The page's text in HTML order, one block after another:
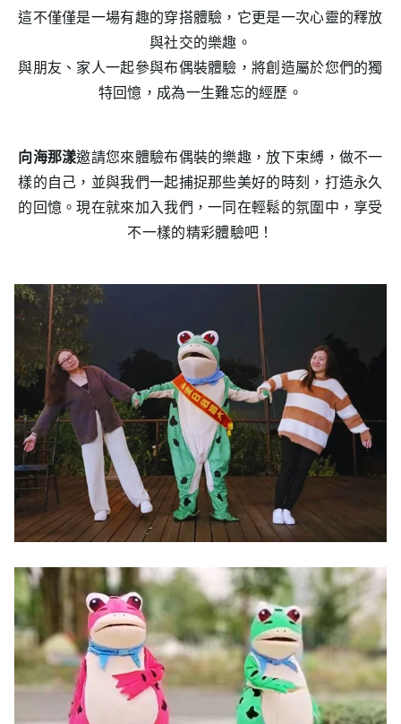
這不僅僅是一場有趣的穿搭體驗，它更是一次心靈的釋放
與社交的樂趣。
與朋友、家人一起參與布偶裝體驗，將創造屬於您們的獨
特回憶，成為一生難忘的經歷。
向海那漾邀請您來體驗布偶裝的樂趣，放下束縛，做不一
樣的自己，並與我們一起捕捉那些美好的時刻，打造永久
的回憶。現在就來加入我們，一同在輕鬆的氛圍中，享受
不一樣的精彩體驗吧！